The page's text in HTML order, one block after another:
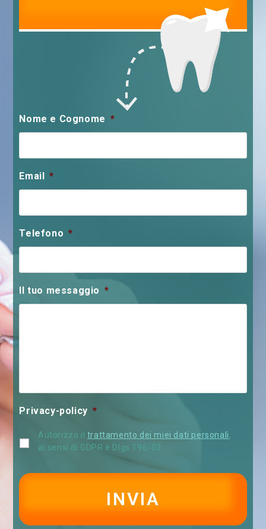
Nome e Cognome *
Email *
Telefono *
Il tuo messaggio *
C
A
Privacy-policy *
Autorizzo il trattamento dei miei dati personali,
ai sensi di GDPR e Dlgs 196/03.